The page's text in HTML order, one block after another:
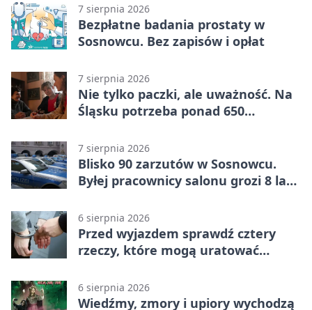
7 sierpnia 2026
Bezpłatne badania prostaty w
Sosnowcu. Bez zapisów i opłat
7 sierpnia 2026
Nie tylko paczki, ale uważność. Na
Śląsku potrzeba ponad 650
7 sierpnia 2026
Blisko 90 zarzutów w Sosnowcu.
Byłej pracownicy salonu grozi 8 lat
6 sierpnia 2026
Przed wyjazdem sprawdź cztery
rzeczy, które mogą uratować
6 sierpnia 2026
Wiedźmy, zmory i upiory wychodzą